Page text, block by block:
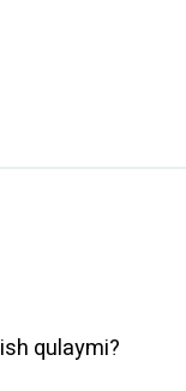
qulaymi?